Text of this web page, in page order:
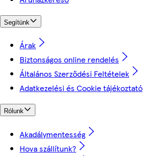
Segítünk
Árak
Biztonságos online rendelés
Általános Szerződési Feltételek
Adatkezelési és Cookie tájékoztató
Rólunk
Akadálymentesség
Hova szállítunk?